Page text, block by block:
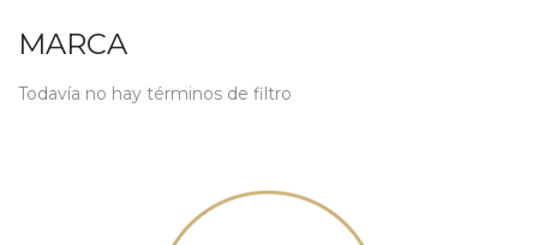
MARCA
Todavía no hay términos de filtro